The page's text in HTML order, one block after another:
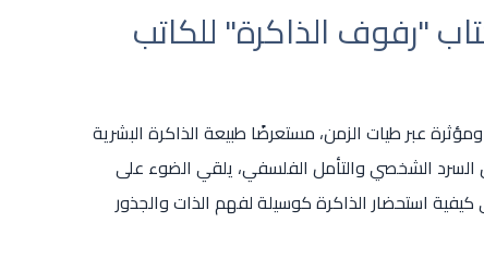
"رفوف الذاكرة" للكاتب
عبر طيات الزمن، مستعرضًا طبيعة الذاكرة البشرية
السرد الشخصي والتأمل الفلسفي، يلقي الضوء على
كيفية استحضار الذاكرة كوسيلة لفهم الذات والجذور